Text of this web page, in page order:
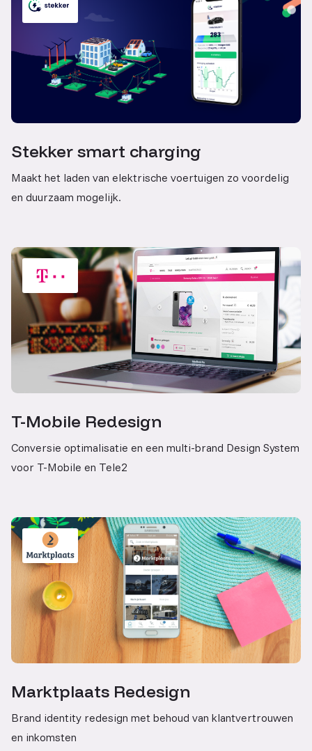
Stekker smart charging
Maakt het laden van elektrische voertuigen zo voordelig
en duurzaam mogelijk.
T-Mobile Redesign
Conversie optimalisatie en een multi-brand Design System
voor T-Mobile en Tele2
Marktplaats Redesign
Brand identity redesign met behoud van klantvertrouwen
en inkomsten